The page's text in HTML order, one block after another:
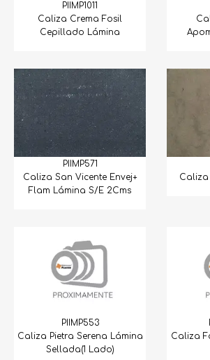
PIIMP1011
Caliza Crema Fosil
Cepillado Lámina
PIIMP571
Caliza San Vicente Envej+
Flam Lámina S/E 2Cms
Caliza
PIIMP553
Caliza Pietra Serena Lámina
Sellada(1 Lado)
Caliza